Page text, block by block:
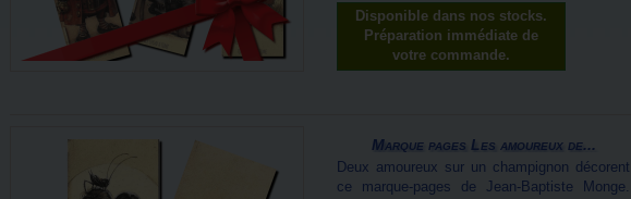
Disponible dans nos stocks.
Préparation immédiate de
votre commande.
Marque pages Les amoureux de...
Deux amoureux sur un champignon décorent
ce marque-pages de Jean-Baptiste Monge.